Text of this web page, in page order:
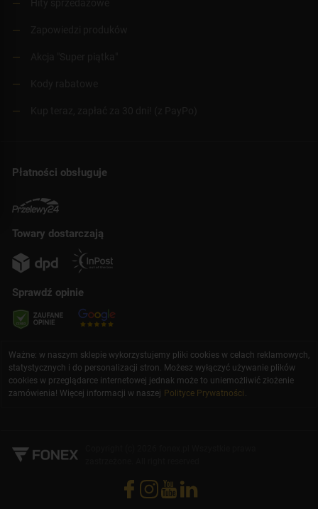
Płatności obsługuje
Towary dostarczają
Sprawdź opinie
Ważne: w naszym sklepie wykorzystujemy pliki cookies w celach reklamowych,
statystycznych i do personalizacji stron. Możesz wyłączyć używanie plików
cookies w przeglądarce internetowej jednak może to uniemożliwić złożenie
zamówienia! Więcej informacji w naszej Polityce Prywatności .